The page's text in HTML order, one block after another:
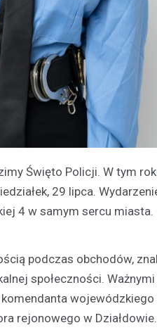
Święto Policji. W tym
29 lipca.
4 w samym sercu miasta.
podczas obchodów,
społeczności.
rejonowego w Działdowie.